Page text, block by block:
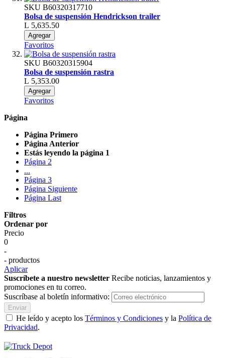
SKU B60320317710
Bolsa de suspensión Hendrickson trailer
L 5,635.50
Agregar
Favoritos
SKU B60320315904
Bolsa de suspensión rastra
L 5,353.00
Agregar
Favoritos
Página
Página Primero
Página Anterior
Estás leyendo la página 1
Página 2
...
Página 3
Página Siguiente
Página Last
Filtros
Ordenar por
Precio
0
-
- productos
Aplicar
Suscríbete a nuestro newsletter Recibe noticias, lanzamientos y
promociones en tu correo.
Suscríbase al boletín informativo:
Enviar
He leído y acepto los Términos y Condiciones y la Política de
Privacidad.